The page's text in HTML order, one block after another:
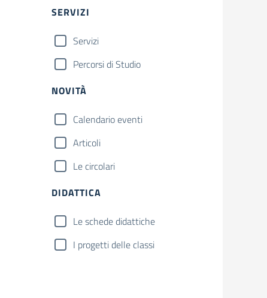
SERVIZI
Servizi
Percorsi di Studio
NOVITÀ
Calendario eventi
Articoli
Le circolari
DIDATTICA
Le schede didattiche
I progetti delle classi